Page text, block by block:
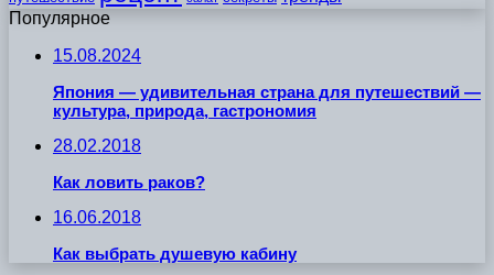
Популярное
15.08.2024
Япония — удивительная страна для путешествий —
культура, природа, гастрономия
28.02.2018
Как ловить раков?
16.06.2018
Как выбрать душевую кабину